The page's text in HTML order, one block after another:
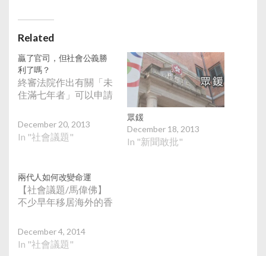
Related
贏了官司，但社會公義勝
利了嗎？
終審法院作出有關「未
住滿七年者」可以申請
December 20, 2013
In "社會議題"
眾鍰
December 18, 2013
In "新聞敢批"
兩代人如何改變命運
【社會議題/馬偉佛】
不少早年移居海外的香
December 4, 2014
In "社會議題"